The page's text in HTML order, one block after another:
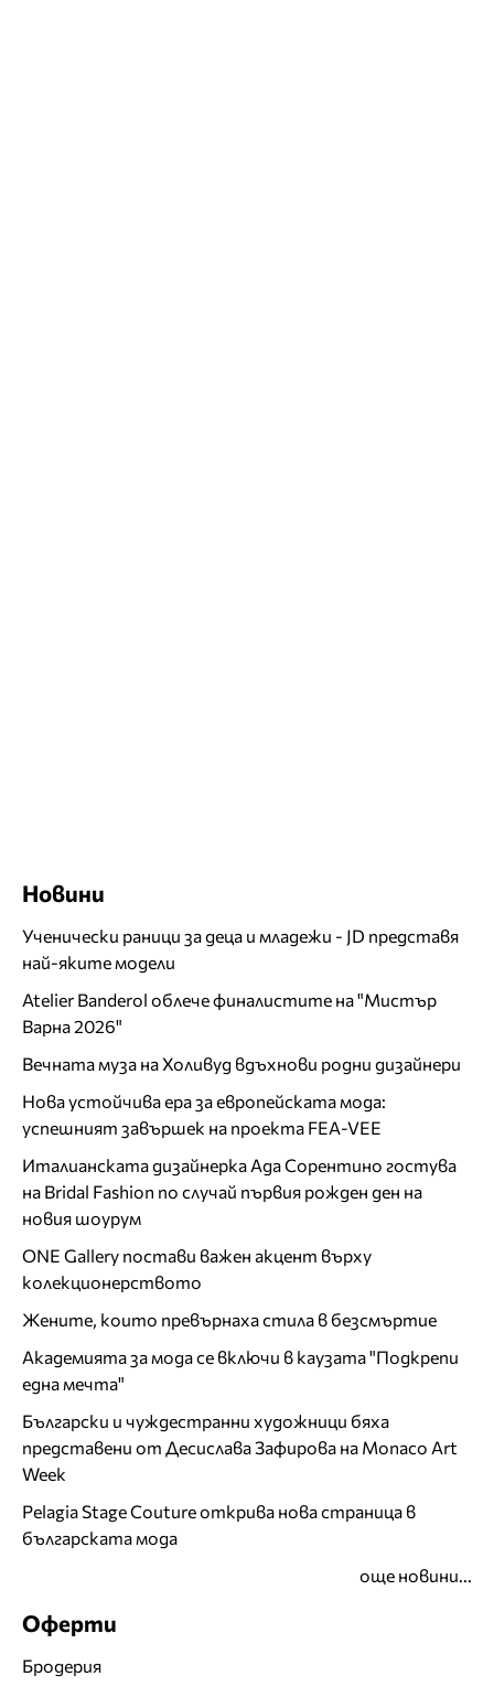
Новини
Ученически раници за деца и младежи - JD представя
най-яките модели
Atelier Banderol облече финалистите на "Мистър
Варна 2026"
Вечната муза на Холивуд вдъхнови родни дизайнери
Нова устойчива ера за европейската мода:
успешният завършек на проекта FEA-VEE
Италианската дизайнерка Ада Сорентино гостува
на Bridal Fashion по случай първия рожден ден на
новия шоурум
ONE Gallery постави важен акцент върху
колекционерството
Жените, които превърнаха стила в безсмъртие
Академията за мода се включи в каузата "Подкрепи
една мечта"
Български и чуждестранни художници бяха
представени от Десислава Зафирова на Monaco Art
Week
Pelagia Stage Couture открива нова страница в
българската мода
още новини...
Оферти
Бродерия